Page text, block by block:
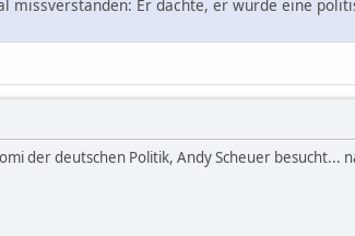
missverstanden: Er dachte, er würde eine
der deutschen Politik, Andy Scheuer besucht...